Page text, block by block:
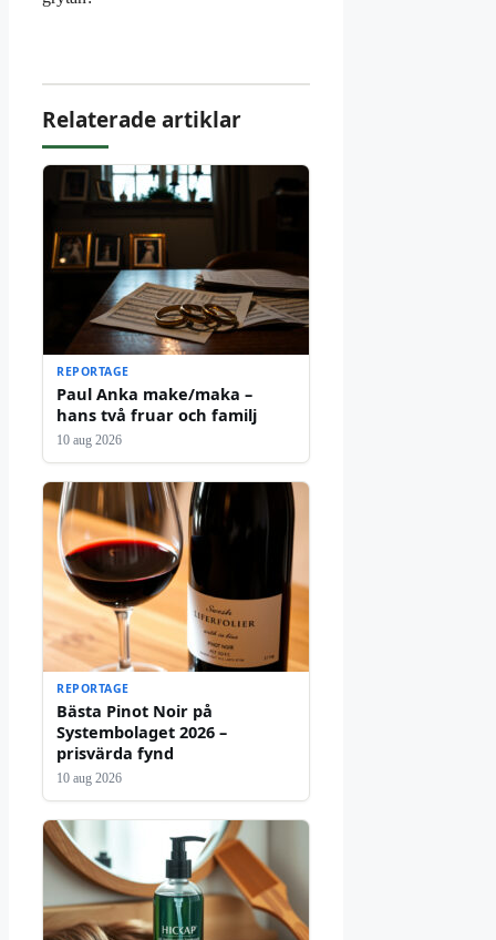
Relaterade artiklar
REPORTAGE
Paul Anka make/maka –
hans två fruar och familj
10 aug 2026
REPORTAGE
Bästa Pinot Noir på
Systembolaget 2026 –
prisvärda fynd
10 aug 2026